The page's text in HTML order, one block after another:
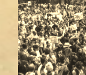
Trisha
Arrest, जानें